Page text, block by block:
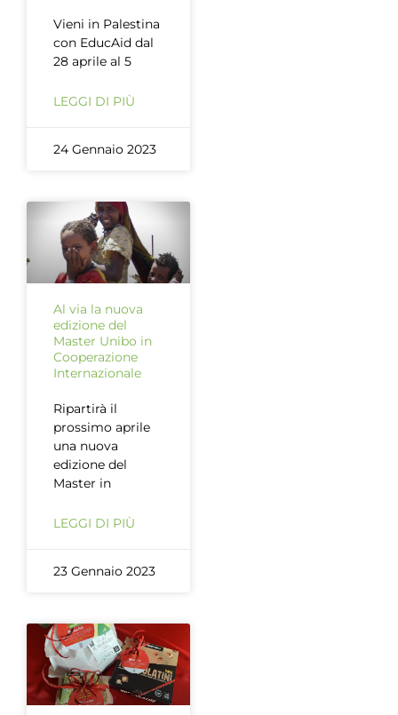
Vieni in Palestina
con EducAid dal
28 aprile al 5
LEGGI DI PIÙ
24 Gennaio 2023
Al via la nuova
edizione del
Master Unibo in
Cooperazione
Internazionale
Ripartirà il
prossimo aprile
una nuova
edizione del
Master in
LEGGI DI PIÙ
23 Gennaio 2023